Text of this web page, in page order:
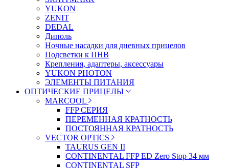
YUKON
ZENIT
DEDAL
Диполь
Ночные насадки для дневных прицелов
Подсветки к ПНВ
Крепления, адаптеры, аксессуары
YUKON PHOTON
ЭЛЕМЕНТЫ ПИТАНИЯ
ОПТИЧЕСКИЕ ПРИЦЕЛЫ
MARCOOL
FFP СЕРИЯ
ПЕРЕМЕННАЯ КРАТНОСТЬ
ПОСТОЯННАЯ КРАТНОСТЬ
VECTOR OPTICS
TAURUS GEN II
CONTINENTAL FFP ED Zero Stop 34 мм
CONTINENTAL SFP